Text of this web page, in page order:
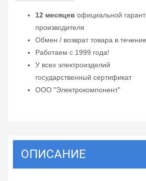
12 месяцев официальной
производителя
Обмен / возврат товара в
Работаем с 1999 года!
У всех электроизделий
государственный сертификат
ООО "Электрокомпонент"
ОПИСАНИЕ